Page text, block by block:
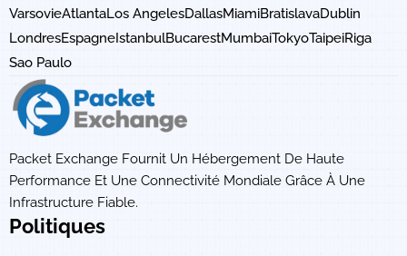
VarsovieAtlantaLos AngelesDallasMiamiBratislavaDublin
LondresEspagneIstanbulBucarestMumbaiTokyoTaipeiRiga
Sao Paulo
Packet Exchange Fournit Un Hébergement De Haute
Performance Et Une Connectivité Mondiale Grâce À Une
Infrastructure Fiable.
Politiques